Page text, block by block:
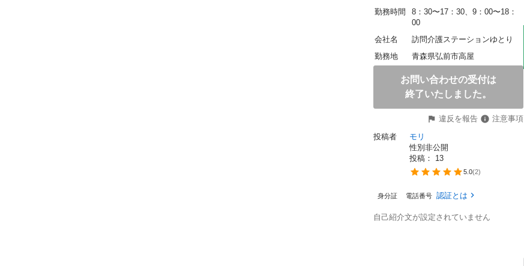
勤務時間
8：30〜17：30、9：00〜18：
00
会社名
訪問介護ステーションゆとり
勤務地
青森県弘前市高屋
お問い合わせの受付は
終了いたしました。
違反を報告
注意事項
投稿者
モリ
性別非公開
投稿： 13
5.0(2)
身分証 電話番号 認証とは
自己紹介文が設定されていません